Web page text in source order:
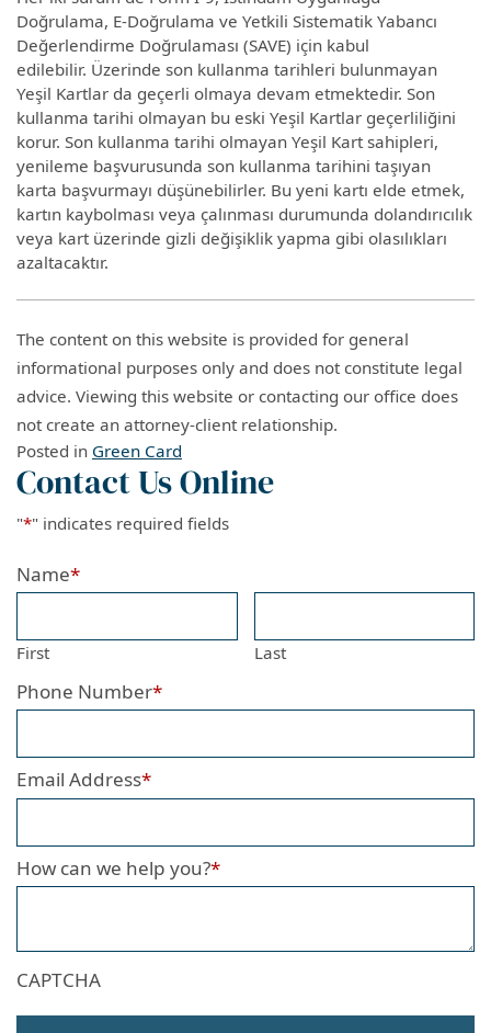
Doğrulama, E-Doğrulama ve Yetkili Sistematik Yabancı
Değerlendirme Doğrulaması (SAVE) için kabul
edilebilir. Üzerinde son kullanma tarihleri ​​bulunmayan
Yeşil Kartlar da geçerli olmaya devam etmektedir. Son
kullanma tarihi olmayan bu eski Yeşil Kartlar geçerliliğini
korur. Son kullanma tarihi olmayan Yeşil Kart sahipleri,
yenileme başvurusunda son kullanma tarihini taşıyan
karta başvurmayı düşünebilirler. Bu yeni kartı elde etmek,
kartın kaybolması veya çalınması durumunda dolandırıcılık
veya kart üzerinde gizli değişiklik yapma gibi olasılıkları
azaltacaktır.
The content on this website is provided for general
informational purposes only and does not constitute legal
advice. Viewing this website or contacting our office does
not create an attorney-client relationship.
Posted in Green Card
Contact Us Online
"*" indicates required fields
Name*
First Last
Phone Number*
Email Address*
How can we help you?*
CAPTCHA